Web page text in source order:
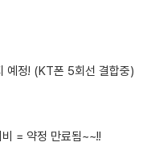
예정! (KT폰 5회선 결합중)
= 약정 만료됨~~!!